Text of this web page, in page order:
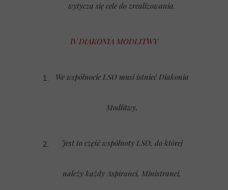
wytycza się cele do zrealizowania.
IV DIAKONIA MODLITWY
We wspólnocie LSO musi istnieć Diakonia
Modlitwy.
Jest to część wspólnoty LSO, do której
należy każdy Aspiranci, Ministranci,